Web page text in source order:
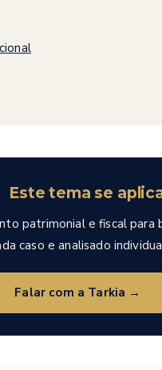
Este tema se
patrimonial e fiscal
caso e analisado
Falar com a Tarkia →